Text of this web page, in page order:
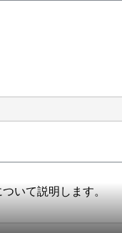
いて説明します。